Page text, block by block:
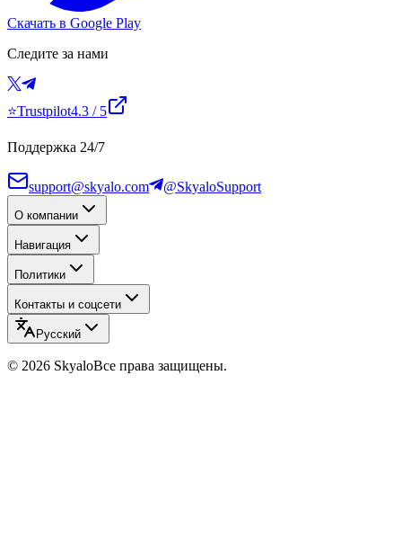
Скачать в Google Play
Следите за нами
⭐Trustpilot4.3 / 5
Поддержка 24/7
support@skyalo.com @SkyaloSupport
О компании
Навигация
Политики
Контакты и соцсети
Русский
© 2026 SkyaloВсе права защищены.